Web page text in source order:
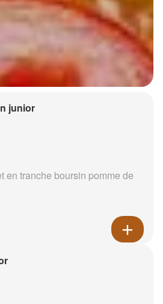
junior
en tranche boursin pomme de